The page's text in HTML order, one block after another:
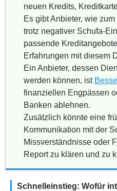
neuen Kredits,
Es gibt Anbieter, wie
trotz negativer Schufa-
passende
Erfahrungen mit diesem
Ein Anbieter, dessen
werden können, ist
finanziellen Engpässen
Banken ablehnen.
Zusätzlich könnte eine
Kommunikation mit der
Missverständnisse oder
Report zu klären und zu
Schnelleinstieg: Wofür